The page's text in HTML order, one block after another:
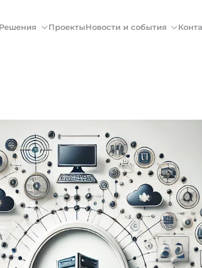
Решения ПроектыНовости и события